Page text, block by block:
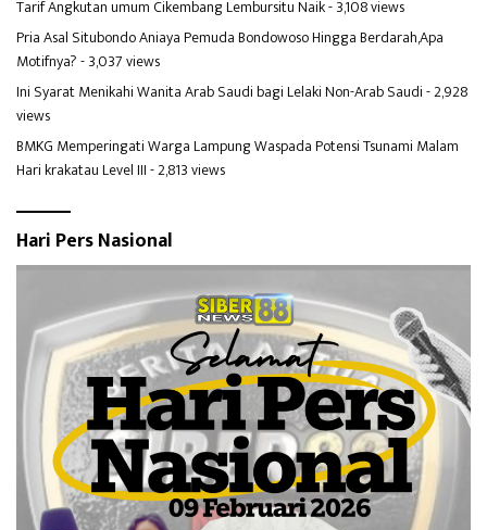
Tarif Angkutan umum Cikembang Lembursitu Naik- 3,108 views
Pria Asal Situbondo Aniaya Pemuda Bondowoso Hingga Berdarah,Apa
Motifnya?- 3,037 views
Ini Syarat Menikahi Wanita Arab Saudi bagi Lelaki Non-Arab Saudi- 2,928
views
BMKG Memperingati Warga Lampung Waspada Potensi Tsunami Malam
Hari krakatau Level III- 2,813 views
Hari Pers Nasional